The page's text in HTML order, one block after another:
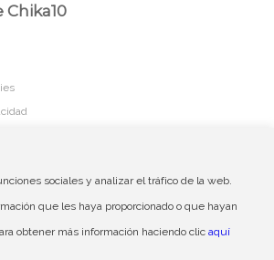
Chika10
y Condiciones
sociales y analizar el tráfico de la web.
que les haya proporcionado o que hayan
obtener más información haciendo clic aquí